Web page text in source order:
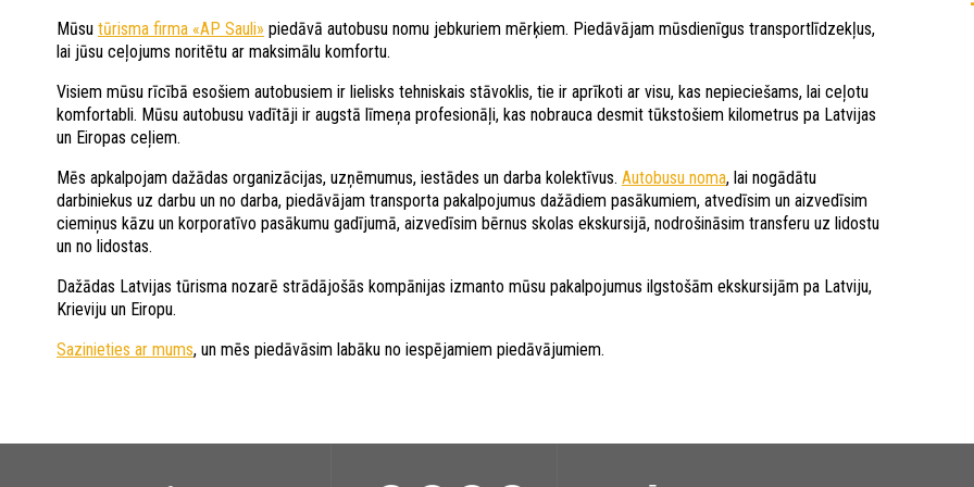
Mūsu tūrisma firma «AP Sauli» piedāvā autobusu nomu jebkuriem mērķiem. Piedāvājam mūsdienīgus transportlīdzekļus,
lai jūsu ceļojums noritētu ar maksimālu komfortu.
Visiem mūsu rīcībā esošiem autobusiem ir lielisks tehniskais stāvoklis, tie ir aprīkoti ar visu, kas nepieciešams, lai ceļotu
komfortabli. Mūsu autobusu vadītāji ir augstā līmeņa profesionāļi, kas nobrauca desmit tūkstošiem kilometrus pa Latvijas
un Eiropas ceļiem.
Mēs apkalpojam dažādas organizācijas, uzņēmumus, iestādes un darba kolektīvus. Autobusu noma, lai nogādātu
darbiniekus uz darbu un no darba, piedāvājam transporta pakalpojumus dažādiem pasākumiem, atvedīsim un aizvedīsim
ciemiņus kāzu un korporatīvo pasākumu gadījumā, aizvedīsim bērnus skolas ekskursijā, nodrošināsim transferu uz lidostu
un no lidostas.
Dažādas Latvijas tūrisma nozarē strādājošās kompānijas izmanto mūsu pakalpojumus ilgstošām ekskursijām pa Latviju,
Krieviju un Eiropu.
Sazinieties ar mums, un mēs piedāvāsim labāku no iespējamiem piedāvājumiem.